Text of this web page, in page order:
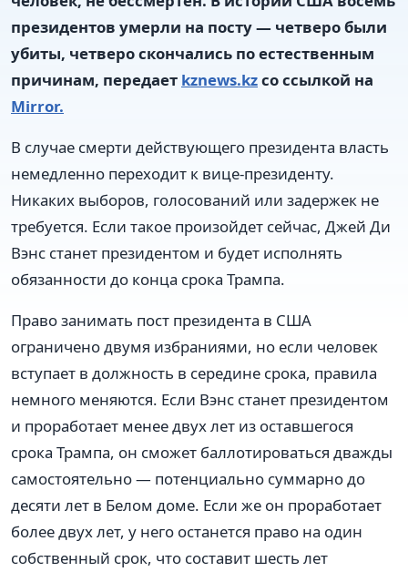
президентов умерли на посту — четверо были
убиты, четверо скончались по естественным
причинам, передает kznews.kzсо ссылкой на
Mirror.
В случае смерти действующего президента власть
немедленно переходит к вице-президенту.
Никаких выборов, голосований или задержек не
требуется. Если такое произойдет сейчас, Джей Ди
Вэнс станет президентом и будет исполнять
обязанности до конца срока Трампа.
Право занимать пост президента в США
ограничено двумя избраниями, но если человек
вступает в должность в середине срока, правила
немного меняются. Если Вэнс станет президентом
и проработает менее двух лет из оставшегося
срока Трампа, он сможет баллотироваться дважды
самостоятельно — потенциально суммарно до
десяти лет в Белом доме. Если же он проработает
более двух лет, у него останется право на один
собственный срок, что составит шесть лет